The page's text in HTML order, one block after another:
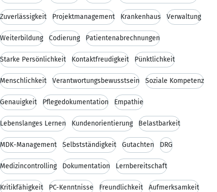
Zuverlässigkeit Projektmanagement Krankenhaus Verwaltung
Weiterbildung Codierung Patientenabrechnungen
Starke Persönlichkeit Kontaktfreudigkeit Pünktlichkeit
Menschlichkeit Verantwortungsbewusstsein Soziale Kompetenz
Genauigkeit Pflegedokumentation Empathie
Lebenslanges Lernen Kundenorientierung Belastbarkeit
MDK-Management Selbstständigkeit Gutachten DRG
Medizincontrolling Dokumentation Lernbereitschaft
Kritikfähigkeit PC-Kenntnisse Freundlichkeit Aufmerksamkeit